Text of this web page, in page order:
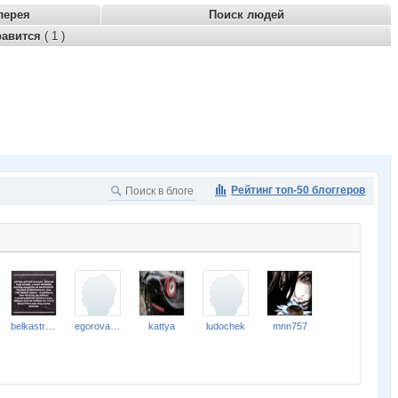
Поиск людей
( 1 )
Рейтинг топ-50 блоггеров
kattya ludochek mnn757